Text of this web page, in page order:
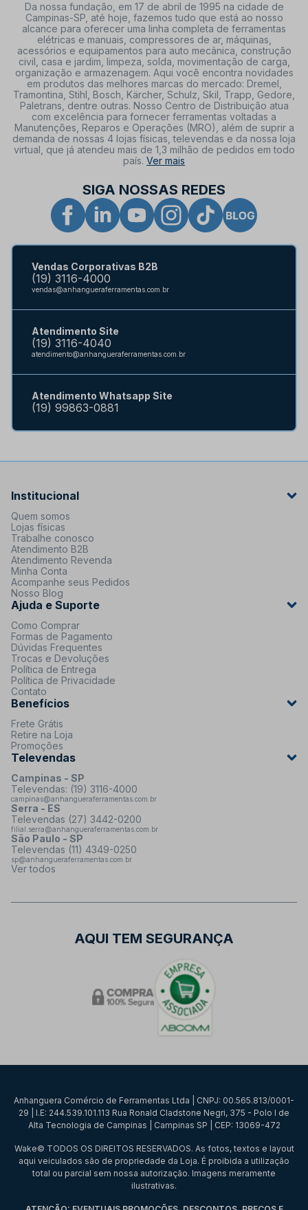
Da nossa fundação, em 17 de abril de 1995 na cidade de
Campinas-SP, até hoje, fazemos tudo que está ao nosso
alcance para oferecer uma linha completa de ferramentas
elétricas e manuais, compressores de ar, máquinas,
acessórios e equipamentos para auto mecânica, construção
civil, casa e jardim, limpeza, solda, movimentação de carga,
organização e armazenagem. Aqui você encontra novidades
em produtos das melhores marcas do mercado: Dremel,
Tramontina, Stihl, Bosch, Kärcher, Schulz, Skil, Trapp, Gedore,
Paletrans, dentre outras. Nosso Centro de Distribuição atua
com excelência para fornecer ferramentas voltadas a
Manutenções, Reparos e Operações (MRO), além de suprir a
demanda de nossas 4 lojas físicas, televendas e da nossa loja
virtual, que já atendeu mais de 1,3 milhão de pedidos em todo
país. Ver mais
SIGA NOSSAS REDES
Vendas Corporativas B2B
(19) 3116-4000
vendas@anhangueraferramentas.com.br
Atendimento Site
(19) 3116-4040
atendimento@anhangueraferramentas.com.br
Atendimento Whatsapp Site
(19) 99863-0881
Institucional
Quem somos
Lojas físicas
Trabalhe conosco
Atendimento B2B
Atendimento Revenda
Minha Conta
Acompanhe seus Pedidos
Nosso Blog
Ajuda e Suporte
Como Comprar
Formas de Pagamento
Dúvidas Frequentes
Trocas e Devoluções
Política de Entrega
Política de Privacidade
Contato
Benefícios
Frete Grátis
Retire na Loja
Promoções
Televendas
Campinas - SP
Televendas: (19) 3116-4000
campinas@anhangueraferramentas.com.br
Serra - ES
Televendas (27) 3442-0200
filial.serra@anhangueraferramentas.com.br
São Paulo - SP
Televendas (11) 4349-0250
sp@anhangueraferramentas.com.br
Ver todos
AQUI TEM SEGURANÇA
Anhanguera Comércio de Ferramentas Ltda | CNPJ: 00.565.813/0001-
29 | I.E: 244.539.101.113 Rua Ronald Cladstone Negri, 375 - Polo I de
Alta Tecnologia de Campinas | Campinas SP | CEP: 13069-472
Wake© TODOS OS DIREITOS RESERVADOS. As fotos, textos e layout
aqui veiculados são de propriedade da Loja. É proibida a utilização
total ou parcial sem nossa autorização. Imagens meramente
ilustrativas.